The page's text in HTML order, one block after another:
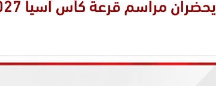
مراسم قرعة كأس آسيا 2027 في السعودية